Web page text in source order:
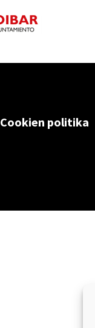
Cookien politika